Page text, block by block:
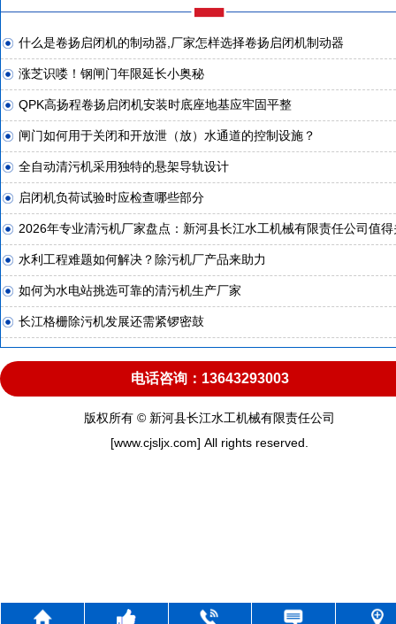
什么是卷扬启闭机的制动器,厂家怎样选择卷扬启闭机制动器
涨芝识喽！钢闸门年限延长小奥秘
QPK高扬程卷扬启闭机安装时底座地基应牢固平整
闸门如何用于关闭和开放泄（放）水通道的控制设施？
全自动清污机采用独特的悬架导轨设计
启闭机负荷试验时应检查哪些部分
2026年专业清污机厂家盘点：新河县长江水工机械有限责任公司值得
水利工程难题如何解决？除污机厂产品来助力
如何为水电站挑选可靠的清污机生产厂家
长江格栅除污机发展还需紧锣密鼓
电话咨询：13643293003
版权所有 © 新河县长江水工机械有限责任公司
[www.cjsljx.com] All rights reserved.